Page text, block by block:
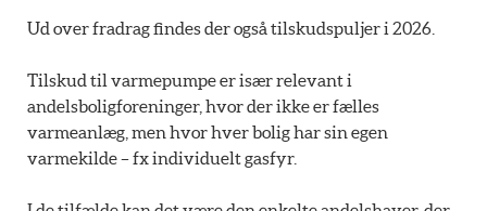
Ud over fradrag findes der også tilskudspuljer i 2026.
Tilskud til varmepumpe er især relevant i
andelsboligforeninger, hvor der ikke er fælles
varmeanlæg, men hvor hver bolig har sin egen
varmekilde – fx individuelt gasfyr.